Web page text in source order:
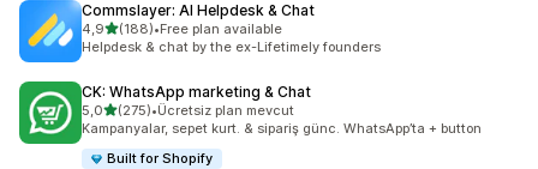
Commslayer: AI Helpdesk & Chat
4,95 yıldız üzerinden
(188)
toplam 188 değerlendirme
•Free plan available
Helpdesk & chat by the ex-Lifetimely founders
CK: WhatsApp marketing & Chat
5,05 yıldız üzerinden
(275)
toplam 275 değerlendirme
•Ücretsiz plan mevcut
Kampanyalar, sepet kurt. & sipariş günc. WhatsApp’ta + button
Built for Shopify